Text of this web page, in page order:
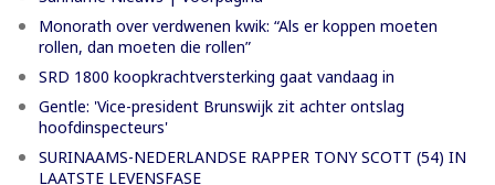
Monorath over verdwenen kwik: “Als er koppen moeten
rollen, dan moeten die rollen”
SRD 1800 koopkrachtversterking gaat vandaag in
Gentle: 'Vice-president Brunswijk zit achter ontslag
hoofdinspecteurs'
SURINAAMS-NEDERLANDSE RAPPER TONY SCOTT (54) IN
LAATSTE LEVENSFASE